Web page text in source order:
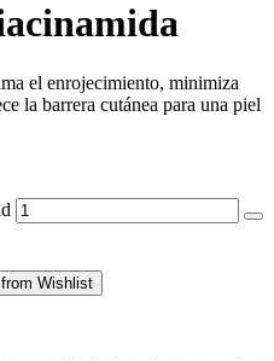
el enrojecimiento, minimiza
la barrera cutánea para una piel
Wishlist